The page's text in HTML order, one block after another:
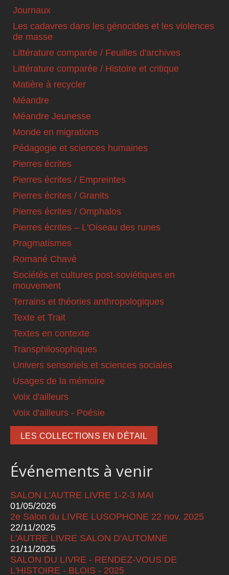
Journaux
Les cadavres dans les génocides et les violences
de masse
Littérature comparée / Feuilles d'archives
Littérature comparée / Histoire et critique
Matière à recycler
Méandre
Méandre Jeunesse
Monde en migrations
Pédagogie et sciences humaines
Pierres écrites
Pierres écrites / Empreintes
Pierres écrites / Granits
Pierres écrites / Omphalos
Pierres écrites – L'Oiseau des runes
Pragmatismes
Romané Chavé
Sociétés et cultures post-soviétiques en
mouvement
Terrains et théories anthropologiques
Texte et Trait
Textes en contexte
Transphilosophiques
Univers sensoriels et sciences sociales
Usages de la mémoire
Voix d'ailleurs
Voix d'ailleurs - Poésie
LES COLLECTIONS EN DÉTAIL
Événements à venir
SALON L'AUTRE LIVRE 1-2-3 MAI
01/05/2026
2e Salon du LIVRE LUSOPHONE 22 nov. 2025
22/11/2025
L'AUTRE LIVRE SALON D'AUTOMNE
21/11/2025
SALON DU LIVRE - RENDEZ-VOUS DE
L'HISTOIRE - BLOIS - 2025